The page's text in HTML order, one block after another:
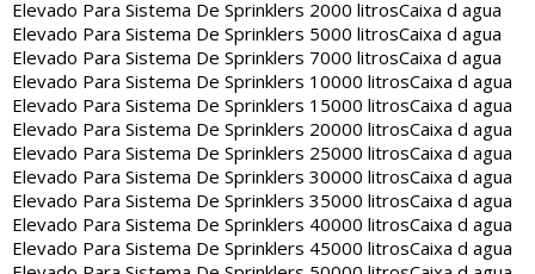
Elevado Para Sistema De Sprinklers 2000 litrosCaixa d agua
Elevado Para Sistema De Sprinklers 5000 litrosCaixa d agua
Elevado Para Sistema De Sprinklers 7000 litrosCaixa d agua
Elevado Para Sistema De Sprinklers 10000 litrosCaixa d agua
Elevado Para Sistema De Sprinklers 15000 litrosCaixa d agua
Elevado Para Sistema De Sprinklers 20000 litrosCaixa d agua
Elevado Para Sistema De Sprinklers 25000 litrosCaixa d agua
Elevado Para Sistema De Sprinklers 30000 litrosCaixa d agua
Elevado Para Sistema De Sprinklers 35000 litrosCaixa d agua
Elevado Para Sistema De Sprinklers 40000 litrosCaixa d agua
Elevado Para Sistema De Sprinklers 45000 litrosCaixa d agua